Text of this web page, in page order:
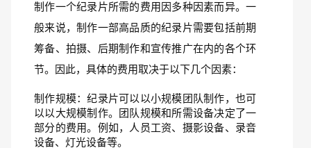
制作一个纪录片所需的费用因多种因素而异。一
般来说，制作一部高品质的纪录片需要包括前期
筹备、拍摄、后期制作和宣传推广在内的各个环
节。因此，具体的费用取决于以下几个因素：
制作规模：纪录片可以以小规模团队制作，也可
以以大规模制作。团队规模和所需设备决定了一
部分的费用。例如，人员工资、摄影设备、录音
设备、灯光设备等。